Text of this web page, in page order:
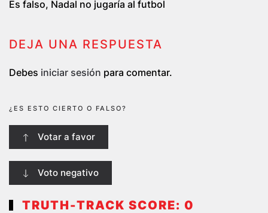
Es falso, Nadal no jugaría al futbol
DEJA UNA RESPUESTA
Debes iniciar sesión para comentar.
¿ES ESTO CIERTO O FALSO?
Votar a favor
Voto negativo
TRUTH-TRACK SCORE: 0